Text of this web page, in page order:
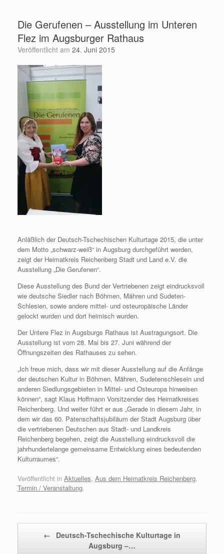
springenDie Gerufenen – Ausstellung im Unteren
Flez im Augsburger Rathaus
Veröffentlicht am 24. Juni 2015
Anläßlich der Deutsch-Tschechischen Kulturtage 2015, die unter
dem Motto „schwarz-weiß“ in Augsburg durchgeführt werden,
zeigt der Heimatkreis Reichenberg Stadt und Land e.V. die
Ausstellung „Die Gerufenen“.
Diese Ausstellung des Bund der Vertriebenen zeigt eindrucksvoll
wie deutsche Siedler nach Böhmen, Mähren und Sudeten-
Schlesien, sowie andere mittel- und osteuropäische Länder
gelockt wurden und dort heimisch wurden.
Der Untere Flez in Augsburgs Rathaus ist Austragungsort. Die
Ausstellung ist vom 28. Mai bis 27. Juni während der
Öffnungszeiten des Rathauses zu sehen.
„Ich freue mich, dass wir mit dieser Ausstellung auf die Anfänge
der deutschen Kultur in Böhmen, Mähren, Sudetenschlesein und
anderen Siedlungsgebieten in Mittel- und Osteuropa hinweisen
können“, sagt Klaus Hoffmann Vorsitzender des Heimatkreises
Reichenberg. Und weiter führt er aus „Gerade in diesem Jahr, in
dem wir das 60. Patenschaftsjubiläum der Stadt Augsburg über
die vertriebenen Deutschen aus Stadt- und Landkreis
Reichenberg begehen, zeigt die Ausstellung eindrucksvoll die
jahrhundertelange gemeinsame Entwicklung eines bedeutenden
Kulturraumes“.
Veröffentlicht in Aktuelles, Aus dem Heimatkreis Reichenberg,
Termin / Veranstaltung.
←
Deutsch-Tschechische Kulturtage in
Augsburg –…